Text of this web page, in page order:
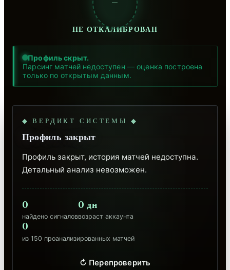
—
НЕ ОТКАЛИБРОВАН
Профиль скрыт.
Парсинг матчей недоступен — оценка построена
только по открытым данным.
◆ ВЕРДИКТ СИСТЕМЫ ◆
Профиль закрыт
Профиль закрыт, история матчей недоступна.
Детальный анализ невозможен.
0
найдено сигналов
0 дн
возраст аккаунта
0
из 150 проанализированных матчей
↻ Перепроверить